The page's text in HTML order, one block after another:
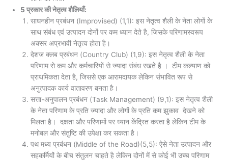
5 प्रकार की नेतृत्व शैलियाँ:
साधनहीन प्रबंधन (Improvised) (1,1): इस नेतृत्व शैली के नेता लोगों के
साथ संबंध एवं उत्पादन दोनों पर कम ध्यान देते है, जिसके परिणामस्वरूप
अक्सर अप्रभावी नेतृत्व होता है।
देशज क्लब प्रबंधन (Country Club) (1,9): इस नेतृत्व शैली के नेता
परिणाम से कम और कर्मचारियों से ज्यादा संबंध रखते है । टीम कल्याण को
प्राथमिकता देता है, जिससे एक आरामदायक लेकिन संभावित रूप से
अनुत्पादक कार्य वातावरण बनता है।
सत्ता-अनुपालन प्रबंधन (Task Management) (9,1): इस नेतृत्व शैली
के नेता परिणाम के प्रति ज्यादा और लोगों के प्रति कम झुकाव देखने को
मिलता है। दक्षता और परिणामों पर ध्यान केंद्रित करता है लेकिन टीम के
मनोबल और संतुष्टि की उपेक्षा कर सकता है।
पथ मध्य प्रबंधन (Middle of the Road)(5,5): ऐसे नेता उत्पादन और
सहकर्मियों के बीच संतुलन चाहते है लेकिन दोनों में से कोई भी उच्च परिणाम